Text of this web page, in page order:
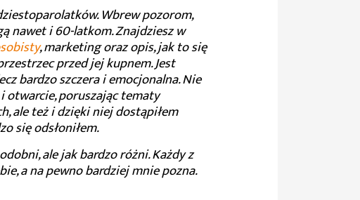
Wbrew pozorom,
nawet i 60-latkom. Znajdziesz w
, marketing oraz opis, jak to się
przed jej kupnem. Jest
bardzo szczera i emocjonalna. Nie
otwarcie, poruszając tematy
ale też i dzięki niej dostąpiłem
się odsłoniłem.
ale jak bardzo różni. Każdy z
a na pewno bardziej mnie pozna.